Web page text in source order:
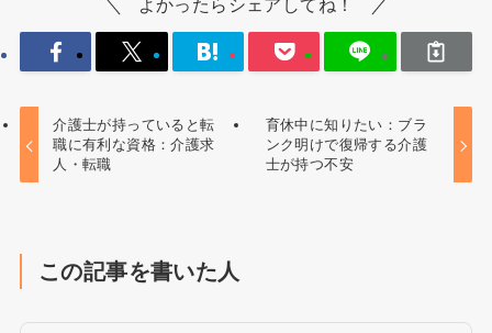
よかったらシェアしてね！
介護士が持っていると転
職に有利な資格：介護求
人・転職
育休中に知りたい：ブラ
ンク明けで復帰する介護
士が持つ不安
この記事を書いた人